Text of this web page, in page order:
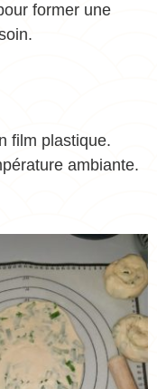
former une
film plastique.
ambiante.